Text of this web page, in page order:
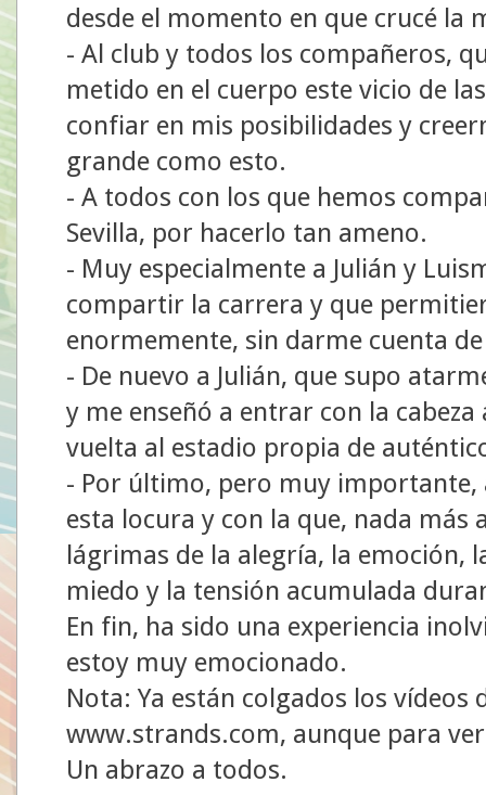
desde el momento en que crucé la
- Al club y todos los compañeros,
metido en el cuerpo este vicio de
confiar en mis posibilidades y
grande como esto.
- A todos con los que hemos
Sevilla, por hacerlo tan ameno.
- Muy especialmente a Julián y
compartir la carrera y que
enormemente, sin darme cuenta
- De nuevo a Julián, que supo
y me enseñó a entrar con la
vuelta al estadio propia de
- Por último, pero muy
esta locura y con la que, nada más
lágrimas de la alegría, la emoción,
miedo y la tensión acumulada
En fin, ha sido una experiencia
estoy muy emocionado.
Nota: Ya están colgados los
www.strands.com, aunque para
Un abrazo a todos.